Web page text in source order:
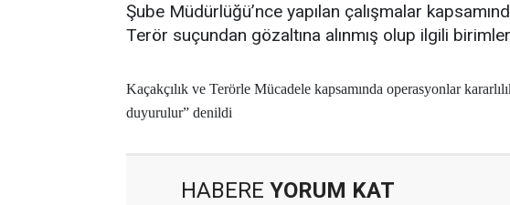
Şube Müdürlüğü’nce yapılan çalışmalar
Terör suçundan gözaltına alınmış olup ilgili
Kaçakçılık ve Terörle Mücadele kapsamında operasyonlar
duyurulur” denildi
HABERE YORUM KAT